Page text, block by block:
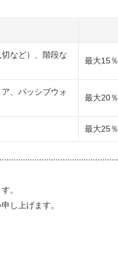
など）、階段な
最大15％
、パッシブウォ
最大20％
最大25％
。
し上げます。